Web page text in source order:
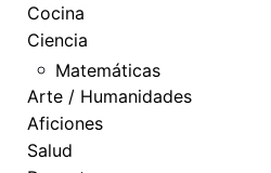
Cocina
Ciencia
Matemáticas
Arte / Humanidades
Aficiones
Salud